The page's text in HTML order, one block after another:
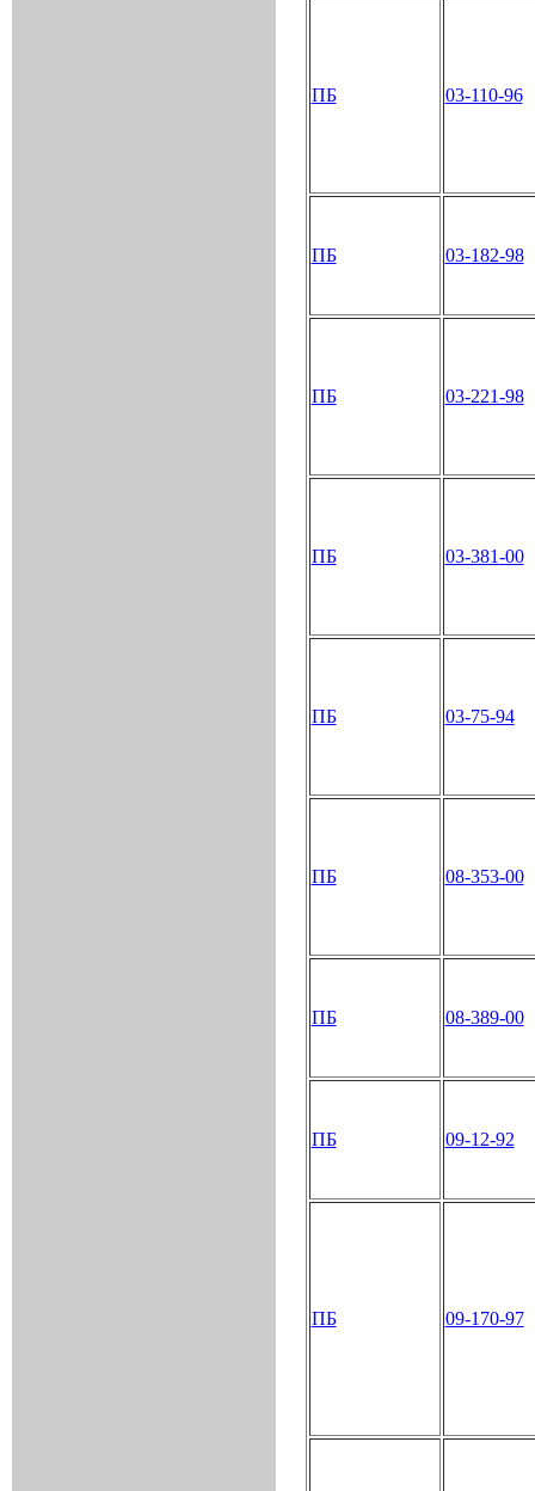
ПБ 03-110-96
ПБ 03-182-98
ПБ 03-221-98
ПБ 03-381-00
ПБ 03-75-94
ПБ 08-353-00
ПБ 08-389-00
ПБ 09-12-92
ПБ 09-170-97